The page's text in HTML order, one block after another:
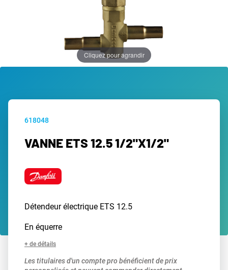
Cliquez pour agrandir
618048
VANNE ETS 12.5 1/2"X1/2"
Détendeur électrique ETS 12.5
En équerre
+ de détails
Les titulaires d'un compte pro bénéficient de prix